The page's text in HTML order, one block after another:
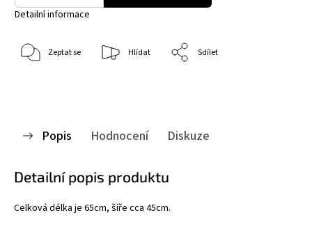
Detailní informace
Zeptat se Hlídat Sdílet
Popis Hodnocení Diskuze
Detailní popis produktu
Celková délka je 65cm, šíře cca 45cm.